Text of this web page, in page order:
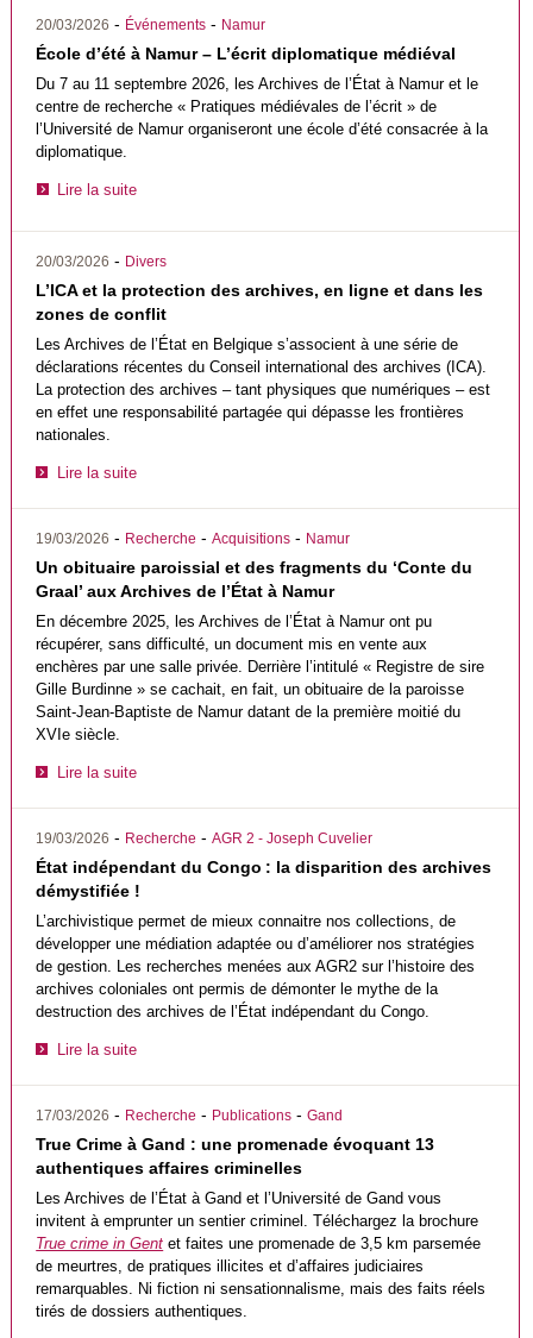
20/03/2026 - Événements - Namur
École d’été à Namur – L’écrit diplomatique médiéval
Du 7 au 11 septembre 2026, les Archives de l’État à Namur et le
centre de recherche « Pratiques médiévales de l’écrit » de
l’Université de Namur organiseront une école d’été consacrée à la
diplomatique.
Lire la suite
20/03/2026 - Divers
L’ICA et la protection des archives, en ligne et dans les
zones de conflit
Les Archives de l’État en Belgique s’associent à une série de
déclarations récentes du Conseil international des archives (ICA).
La protection des archives – tant physiques que numériques – est
en effet une responsabilité partagée qui dépasse les frontières
nationales.
Lire la suite
19/03/2026 - Recherche -Acquisitions - Namur
Un obituaire paroissial et des fragments du ‘Conte du
Graal’ aux Archives de l’État à Namur
En décembre 2025, les Archives de l’État à Namur ont pu
récupérer, sans difficulté, un document mis en vente aux
enchères par une salle privée. Derrière l’intitulé « Registre de sire
Gille Burdinne » se cachait, en fait, un obituaire de la paroisse
Saint-Jean-Baptiste de Namur datant de la première moitié du
XVIe siècle.
Lire la suite
19/03/2026 - Recherche -AGR 2 - Joseph Cuvelier
État indépendant du Congo : la disparition des archives
démystifiée !
L’archivistique permet de mieux connaitre nos collections, de
développer une médiation adaptée ou d’améliorer nos stratégies
de gestion. Les recherches menées aux AGR2 sur l’histoire des
archives coloniales ont permis de démonter le mythe de la
destruction des archives de l’État indépendant du Congo.
Lire la suite
17/03/2026 - Recherche - Publications -Gand
True Crime à Gand : une promenade évoquant 13
authentiques affaires criminelles
Les Archives de l’État à Gand et l’Université de Gand vous
invitent à emprunter un sentier criminel. Téléchargez la brochure
True crime in Gent et faites une promenade de 3,5 km parsemée
de meurtres, de pratiques illicites et d’affaires judiciaires
remarquables. Ni fiction ni sensationnalisme, mais des faits réels
tirés de dossiers authentiques.